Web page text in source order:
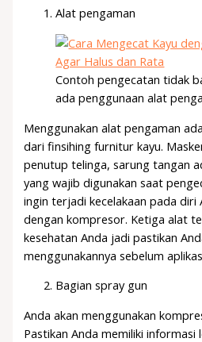
Alat pengaman
Contoh pengecatan tidak
ada penggunaan alat
Menggunakan alat pengaman
dari finsihing furnitur kayu.
penutup telinga, sarung tangan
yang wajib digunakan saat
ingin terjadi kecelakaan pada
dengan kompresor. Ketiga alat
kesehatan Anda jadi pastikan
menggunakannya sebelum
Bagian spray gun
Anda akan menggunakan
Pastikan Anda memiliki informasi